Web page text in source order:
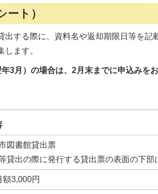
ート）
出する際に、資料名や返却期限日等を記
します。
3月）の場合は、2月末までに申込みをお
図書館貸出票
貸出の際に発行する貸出票の表面の下部
額3,000円